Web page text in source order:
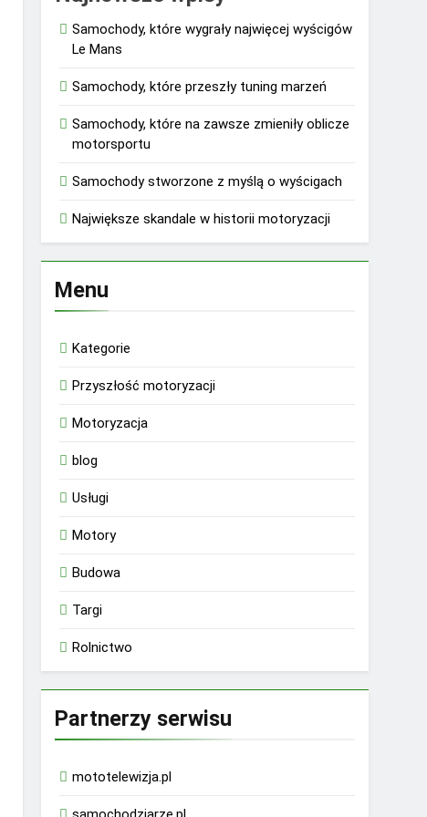
Samochody, które wygrały najwięcej wyścigów
Le Mans
Samochody, które przeszły tuning marzeń
Samochody, które na zawsze zmieniły oblicze
motorsportu
Samochody stworzone z myślą o wyścigach
Największe skandale w historii motoryzacji
Menu
Kategorie
Przyszłość motoryzacji
Motoryzacja
blog
Usługi
Motory
Budowa
Targi
Rolnictwo
Partnerzy serwisu
mototelewizja.pl